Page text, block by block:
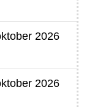
2026
2026